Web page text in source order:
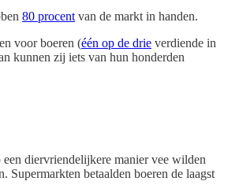
80 procent van de markt in handen.
voor boeren (één op de drie verdiende in
kunnen zij iets van hun honderden
diervriendelijkere manier vee wilden
betaalden boeren de laagst